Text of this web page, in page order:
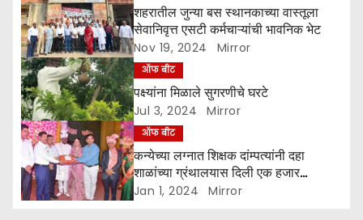
t
i
o
n
शहरातील जुन्या बस स्थानकाच्या वास्तूला
सेवानिवृत्त एसटी कर्मचाऱ्यांची भावनिक भेट
Nov 19, 2024 Mirror
ऑफ बीट
पक्ष्यांना मिळाले सुगरणीचे घरटे
Jul 3, 2024 Mirror
ऑफ बीट
कन्येच्या लग्नात शिक्षक दांम्पत्यांनी दहा
शाळांच्या ग्रंथालयास दिली एक हजार
पुस्तकांची भेट
Jan 1, 2024 Mirror